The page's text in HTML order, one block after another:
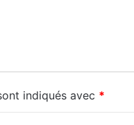
indiqués avec *